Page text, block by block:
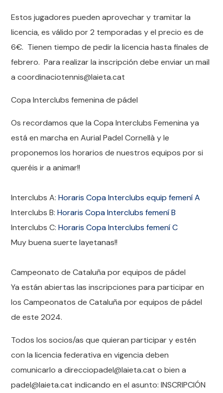
Estos jugadores pueden aprovechar y tramitar la
licencia, es válido por 2 temporadas y el precio es de
6€. Tienen tiempo de pedir la licencia hasta finales de
febrero. Para realizar la inscripción debe enviar un mail
a coordinaciotennis@laieta.cat
Copa Interclubs femenina de pádel
Os recordamos que la Copa Interclubs Femenina ya
está en marcha en Aurial Padel Cornellà y le
proponemos los horarios de nuestros equipos por si
queréis ir a animar!!
Interclubs A:Horaris Copa Interclubs equip femení A
Interclubs B:Horaris Copa Interclubs femení B
Interclubs C:Horaris Copa Interclubs femení C
Muy buena suerte layetanas!!
Campeonato de Cataluña por equipos de pádel
Ya están abiertas las inscripciones para participar en
los Campeonatos de Cataluña por equipos de pádel
de este 2024.
Todos los socios/as que quieran participar y estén
con la licencia federativa en vigencia deben
comunicarlo a direcciopadel@laieta.cat o bien a
padel@laieta.cat indicando en el asunto: INSCRIPCIÓN